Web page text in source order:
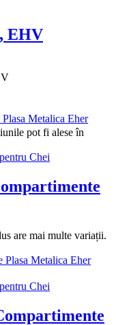
EHV
pot fi alese în
Chei
are mai multe variații.
Chei